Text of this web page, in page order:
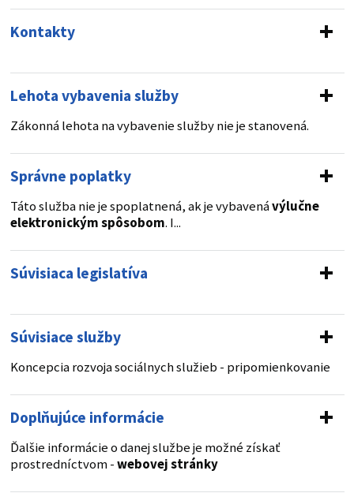
Kontakty
Lehota vybavenia služby
Zákonná lehota na vybavenie služby nie je stanovená.
Správne poplatky
Táto služba nie je spoplatnená, ak je vybavenávýlučne
elektronickým spôsobom. I...
Súvisiaca legislatíva
Súvisiace služby
Koncepcia rozvoja sociálnych služieb - pripomienkovanie
Doplňujúce informácie
Ďalšie informácie o danej službe je možné získať
prostredníctvom -webovej stránky